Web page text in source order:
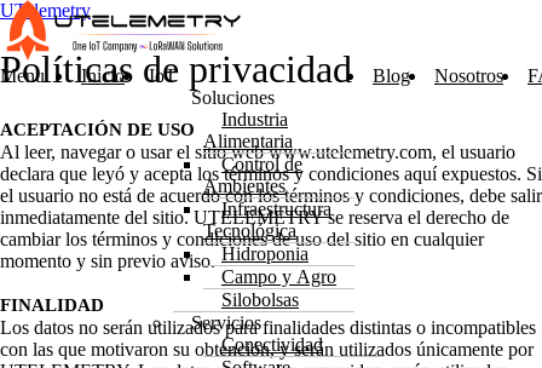
UTelemetry
Menu Inicio
IoT
Soluciones
Industria
Alimentaria
Control de
Ambientes
Infraestructura
Tecnológica
Hidroponia
Campo y Agro
Silobolsas
Servicios
Conectividad
Blog Nosotros
Políticas de privacidad
ACEPTACIÓN DE USO
Al leer, navegar o usar el sitio web www.utelemetry.com, el usuario
declara que leyó y acepta los términos y condiciones aquí expuestos. Si
el usuario no está de acuerdo con los términos y condiciones, debe salir
inmediatamente del sitio. UTELEMETRY se reserva el derecho de
cambiar los términos y condiciones de uso del sitio en cualquier
momento y sin previo aviso.
FINALIDAD
Los datos no serán utilizados para finalidades distintas o incompatibles
con las que motivaron su obtención, y serán utilizados únicamente por